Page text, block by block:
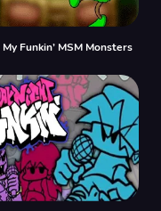
My Funkin’ MSM Monsters